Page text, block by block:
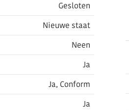
Gesloten
Nieuwe staat
Neen
Ja
Ja, Conform
Ja